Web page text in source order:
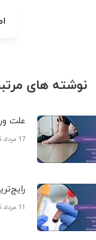
نوشته های
علت
17 مرداد 1405
11 مرداد 1405